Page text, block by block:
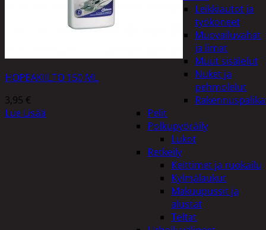
Leikkiautot ja
työkoneet
Muovailuvahat
ja limat
Muut sisälelut
Nuket ja
pehmolelut
Pelit
Polkupyöräily
Lukot
Retkeily
Keittimet ja ruokailu
Kylmälaukut
Makuupussit ja
alustat
Teltat
HOPEAKIILTO 150 ML
3,95 €
Lue Lisää